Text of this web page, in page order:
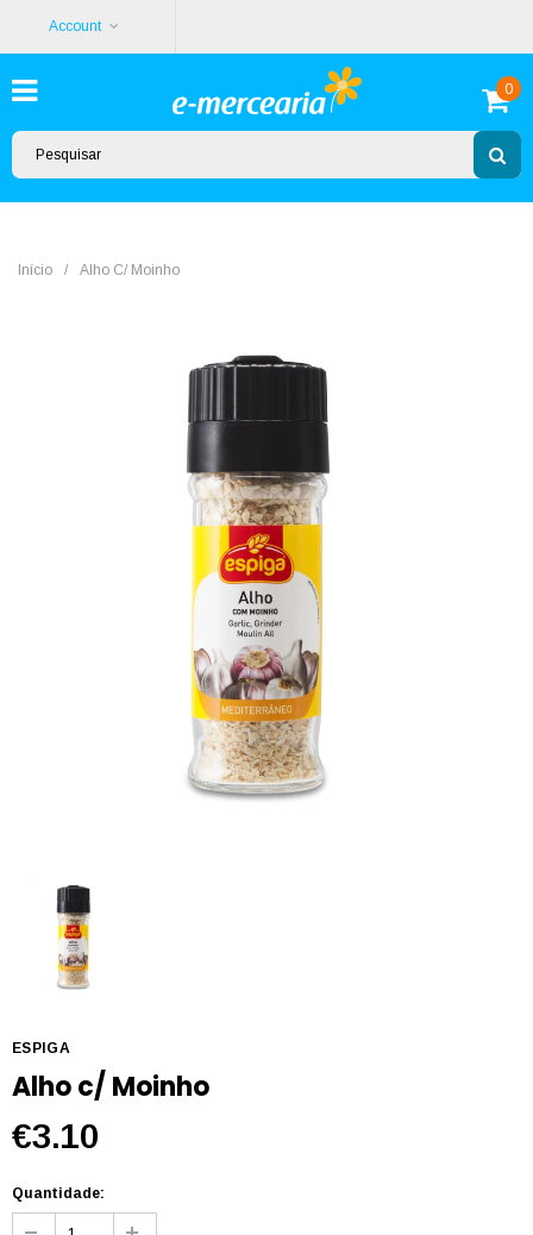
Account
0
Início / Alho C/ Moinho
ESPIGA
Alho c/ Moinho
€3.10
Quantidade: